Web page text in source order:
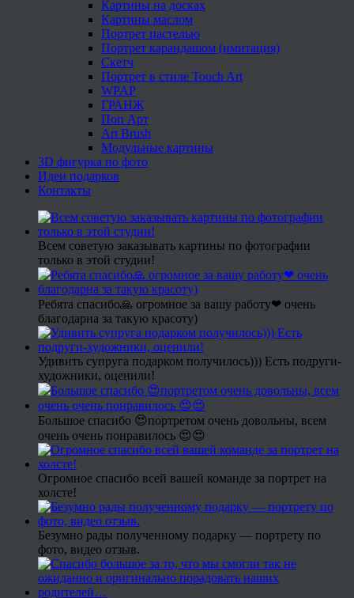
Картины на досках
Картины маслом
Портрет пастелью
Портрет карандашом (имитация)
Скетч
Портрет в стиле Touch Art
WPAP
ГРАНЖ
Поп Арт
Art Brush
Модульные картины
3D фигурка по фото
Идеи подарков
Контакты
Всем советую заказывать картины по фотографии
только в этой студии!
Ребята спасибо🙏 огромное за вашу работу❤ очень
благодарна за такую красоту)
Удивить супруга подарком получилось))) Есть подруги-
художники, оценили!
Большое спасибо 😍портретом очень довольны, всем
очень очень понравилось 😍😍
Огромное спасибо всей вашей команде за портрет на
холсте!
Безумно рады полученному подарку — портрету по
фото, видео отзыв.